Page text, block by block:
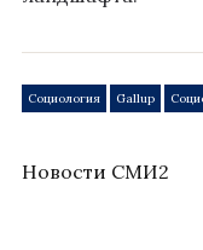
Социология Gallup
Новости СМИ2